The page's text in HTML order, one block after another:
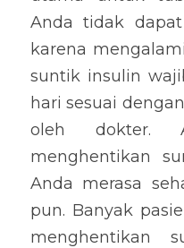
Anda tidak
karena
suntik insulin
hari sesuai
oleh dokter.
menghentikan
Anda merasa
pun. Banyak
menghentikan